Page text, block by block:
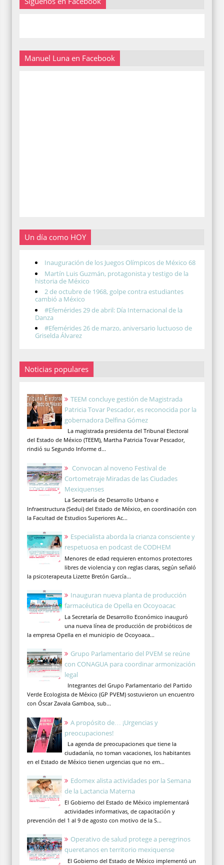
Manuel Luna en Facebook
Un día como HOY
Inauguración de los Juegos Olímpicos de México 68
Martín Luis Guzmán, protagonista y testigo de la
historia de México
2 de octubre de 1968, golpe contra estudiantes
cambió a México
#Efemérides 29 de abril: Día Internacional de la
Danza
#Efemérides 26 de marzo, aniversario luctuoso de
Griselda Álvarez
Noticias populares
TEEM concluye gestión de Magistrada
Patricia Tovar Pescador, es reconocida por la
gobernadora Delfina Gómez
La magistrada presidenta del Tribunal Electoral
del Estado de México (TEEM), Martha Patricia Tovar Pescador,
rindió su Segundo Informe d...
Convocan al noveno Festival de
Cortometraje Miradas de las Ciudades
Mexiquenses
La Secretaría de Desarrollo Urbano e
Infraestructura (Sedui) del Estado de México, en coordinación con
la Facultad de Estudios Superiores Ac...
Especialista aborda la crianza consciente y
respetuosa en podcast de CODHEM
Menores de edad requieren entornos protectores
libres de violencia y con reglas claras, según señaló
la psicoterapeuta Lizette Bretón García...
Inauguran nueva planta de producción
farmacéutica de Opella en Ocoyoacac
La Secretaría de Desarrollo Económico inauguró
una nueva línea de producción de probióticos de
la empresa Opella en el municipio de Ocoyoaca...
Grupo Parlamentario del PVEM se reúne
con CONAGUA para coordinar armonización
legal
Integrantes del Grupo Parlamentario del Partido
Verde Ecologista de México (GP PVEM) sostuvieron un encuentro
con Óscar Zavala Gamboa, sub...
A propósito de… ¡Urgencias y
preocupaciones!
La agenda de preocupaciones que tiene la
ciudadanía, no toman vacaciones, los habitantes
en el Estado de México tienen urgencias que no em...
Edomex alista actividades por la Semana
de la Lactancia Materna
El Gobierno del Estado de México implementará
actividades informativas, de capacitación y
prevención del 1 al 9 de agosto con motivo de la S...
Operativo de salud protege a peregrinos
queretanos en territorio mexiquense
El Gobierno del Estado de México implementó un